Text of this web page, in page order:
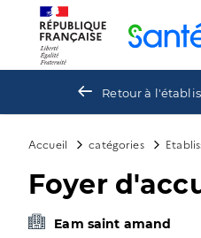
Retour à
Accueil catégories
Foyer
Eam saint amand
Panneau de gestion des cookies